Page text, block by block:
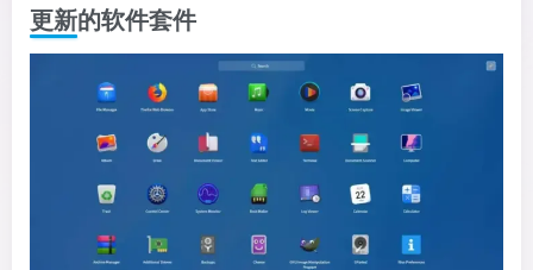
更新的软件套件